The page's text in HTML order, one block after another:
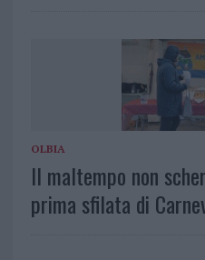
OLBIA
Il maltempo non
prima sfilata di